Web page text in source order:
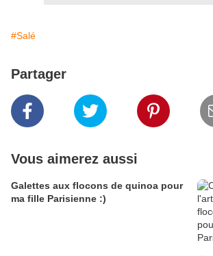
#Salé
Partager
Vous aimerez aussi
Galettes aux flocons de quinoa pour
ma fille Parisienne :)